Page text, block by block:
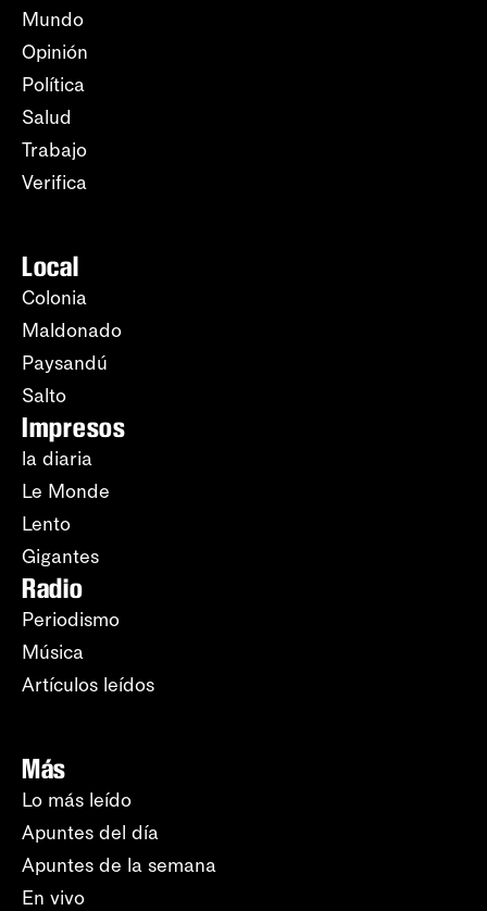
Mundo
Opinión
Política
Salud
Trabajo
Verifica
Local
Colonia
Maldonado
Paysandú
Salto
Impresos
la diaria
Le Monde
Lento
Gigantes
Radio
Periodismo
Música
Artículos leídos
Más
Lo más leído
Apuntes del día
Apuntes de la semana
En vivo